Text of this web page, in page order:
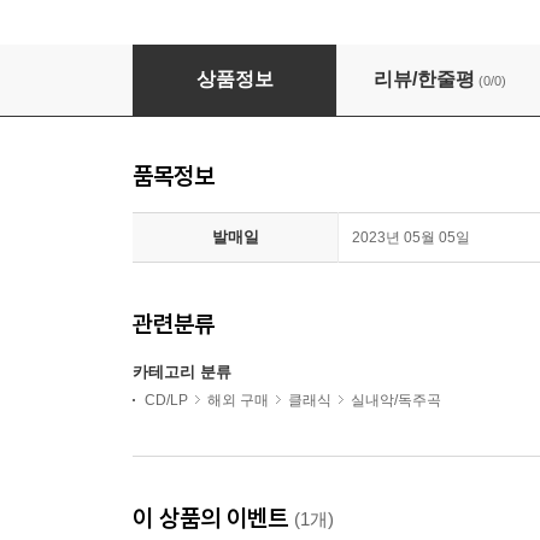
비발디: 바이올린 협주곡 - 오르간 편곡반
상품정보 리뷰/한줄평 (0/0)
품목정보
발매일 2023년 05월 05일
관련분류
카테고리 분류
CD/LP 해외 구매 클래식 실내악/독주곡
이 상품의 이벤트 (1개)